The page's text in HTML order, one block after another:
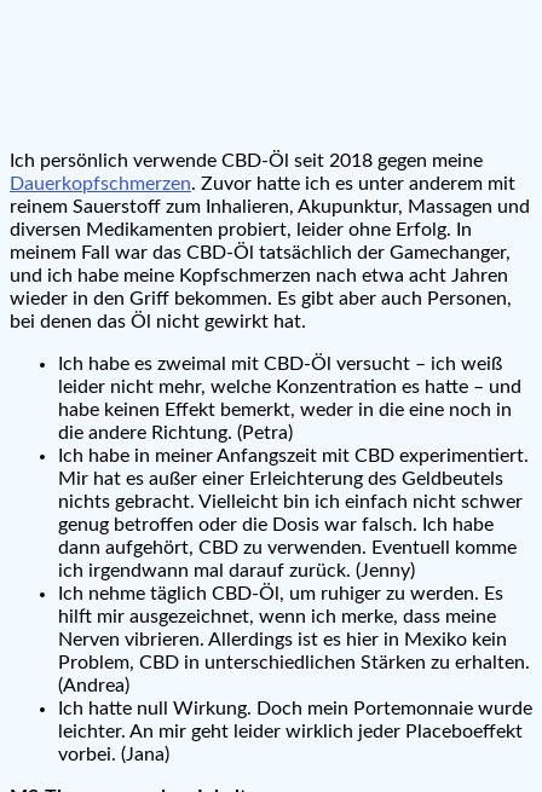
Ich persönlich verwende CBD-Öl seit 2018 gegen meine
Dauerkopfschmerzen. Zuvor hatte ich es unter anderem mit
reinem Sauerstoff zum Inhalieren, Akupunktur, Massagen und
diversen Medikamenten probiert, leider ohne Erfolg. In
meinem Fall war das CBD-Öl tatsächlich der Gamechanger,
und ich habe meine Kopfschmerzen nach etwa acht Jahren
wieder in den Griff bekommen. Es gibt aber auch Personen,
bei denen das Öl nicht gewirkt hat.
Ich habe es zweimal mit CBD-Öl versucht – ich weiß
leider nicht mehr, welche Konzentration es hatte – und
habe keinen Effekt bemerkt, weder in die eine noch in
die andere Richtung. (Petra)
Ich habe in meiner Anfangszeit mit CBD experimentiert.
Mir hat es außer einer Erleichterung des Geldbeutels
nichts gebracht. Vielleicht bin ich einfach nicht schwer
genug betroffen oder die Dosis war falsch. Ich habe
dann aufgehört, CBD zu verwenden. Eventuell komme
ich irgendwann mal darauf zurück. (Jenny)
Ich nehme täglich CBD-Öl, um ruhiger zu werden. Es
hilft mir ausgezeichnet, wenn ich merke, dass meine
Nerven vibrieren. Allerdings ist es hier in Mexiko kein
Problem, CBD in unterschiedlichen Stärken zu erhalten.
(Andrea)
Ich hatte null Wirkung. Doch mein Portemonnaie wurde
leichter. An mir geht leider wirklich jeder Placeboeffekt
vorbei. (Jana)